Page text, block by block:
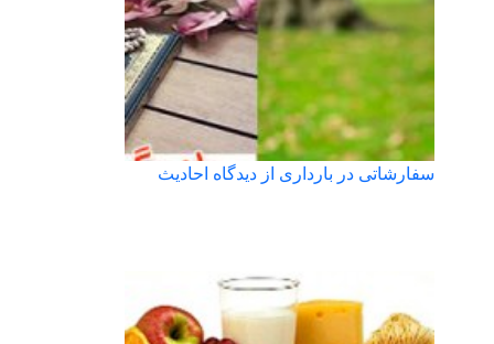
سفارشاتی در بارداری از دیدگاه احادیث